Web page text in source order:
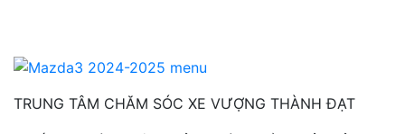
TRUNG TÂM CHĂM SÓC XE VƯỢNG THÀNH ĐẠT